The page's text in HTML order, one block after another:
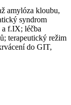
amylóza kloubu,
syndrom
a f.IX; léčba
terapeutický režim
do GIT,